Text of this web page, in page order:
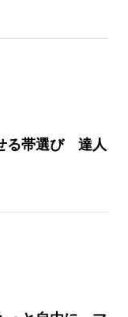
る帯選び 達人